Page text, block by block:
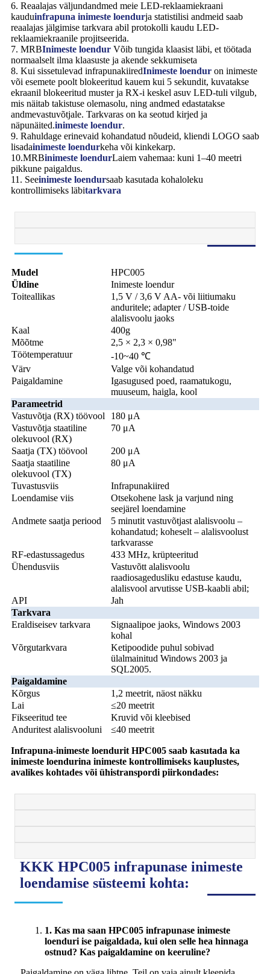
6. Reaalajas väljundandmed meie LED-reklaamiekraani
kauduinfrapuna inimeste loendurja statistilisi andmeid saab
reaalajas jälgimise tarkvara abil protokolli kaudu LED-
reklaamiekraanile projitseerida.
7. MRBInimeste loendur Võib tungida klaasist läbi, et töötada
normaalselt ilma klaasuste ja akende sekkumiseta
8. Kui sissetulevad infrapunakiiredInimeste loendur on inimeste
või esemete poolt blokeeritud kauem kui 5 sekundit, kuvatakse
ekraanil blokeeritud muster ja RX-i keskel asuv LED-tuli vilgub,
mis näitab takistuse olemasolu, ning andmed edastatakse
andmevastuvõtjale. Tarkvaras on ka seotud kirjed ja
näpunäited.inimeste loendur.
9. Rahuldage erinevaid kohandatud nõudeid, kliendi LOGO saab
lisadainimeste loendurkeha või kinkekarp.
10.MRBinimeste loendurLaiem vahemaa: kuni 1–40 meetri
pikkune paigaldus.
11. Seeinimeste loendursaab kasutada kohaloleku
kontrollimiseks läbitarkvara
Mudel
HPC005
Üldine
Inimeste loendur
Toiteallikas
1,5 V / 3,6 V AA- või liitiumaku
anduritele; adapter / USB-toide
alalisvoolu jaoks
Kaal
400g
Mõõtme
2,5 × 2,3 × 0,98"
Töötemperatuur
-10~40 ℃
Värv
Valge või kohandatud
Paigaldamine
Igasugused poed, raamatukogu,
muuseum, haigla, kool
Parameetrid
Vastuvõtja (RX) töövool
180 μA
Vastuvõtja staatiline
olekuvool (RX)
70 μA
Saatja (TX) töövool
200 μA
Saatja staatiline
olekuvool (TX)
80 μA
Tuvastusviis
Infrapunakiired
Loendamise viis
Otsekohene lask ja varjund ning
seejärel loendamine
Andmete saatja periood
5 minutit vastuvõtjast alalisvoolu –
kohandatud; koheselt – alalisvoolust
tarkvarasse
RF-edastussagedus
433 MHz, krüpteeritud
Ühendusviis
Vastuvõtt alalisvoolu
raadiosagedusliku edastuse kaudu,
alalisvool arvutisse USB-kaabli abil;
API
Jah
Tarkvara
Eraldiseisev tarkvara
Signaalipoe jaoks, Windows 2003
kohal
Võrgutarkvara
Ketipoodide puhul sobivad
ülalmainitud Windows 2003 ja
SQL2005.
Paigaldamine
Kõrgus
1,2 meetrit, näost näkku
Lai
≤20 meetrit
Fikseeritud tee
Kruvid või kleebised
Anduritest alalisvooluni
≤40 meetrit
Infrapuna-inimeste loendurit HPC005 saab kasutada ka
inimeste loendurina inimeste kontrollimiseks kauplustes,
avalikes kohtades või ühistranspordi piirkondades:
KKK HPC005 infrapunase inimeste
loendamise süsteemi kohta:
1. Kas ma saan HPC005 infrapunase inimeste
loenduri ise paigaldada, kui olen selle hea hinnaga
ostnud? Kas paigaldamine on keeruline?